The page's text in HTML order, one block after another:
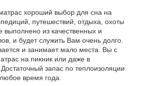
хороший выбор для сна на
путешествий, отдыха, охоты
выполнено из качественных и
и будет служить Вам очень долго.
и занимает мало места. Вы с
на пикник или даже в
запас по теплоизоляции
время года.